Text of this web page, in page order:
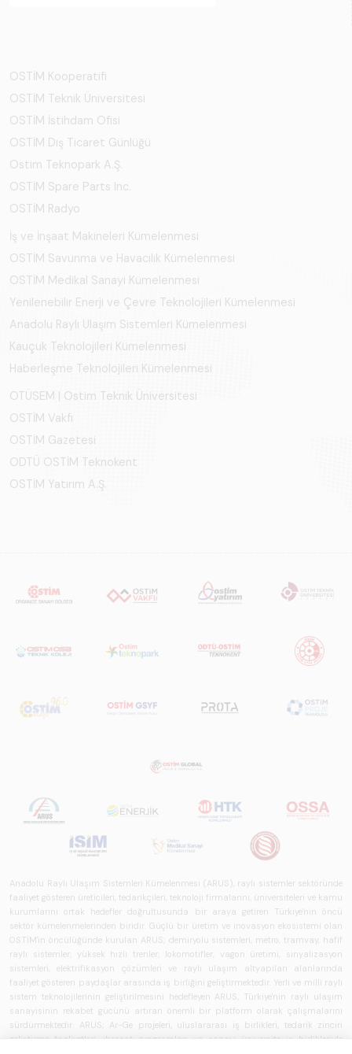
OSTİM Kooperatifi
OSTİM Teknik Üniversitesi
OSTİM İstihdam Ofisi
OSTİM Dış Ticaret Günlüğü
Ostim Teknopark A.Ş.
OSTİM Spare Parts Inc.
OSTİM Radyo
İş ve İnşaat Makineleri Kümelenmesi
OSTİM Savunma ve Havacılık Kümelenmesi
OSTİM Medikal Sanayi Kümelenmesi
Yenilenebilir Enerji ve Çevre Teknolojileri Kümelenmesi
Anadolu Raylı Ulaşım Sistemleri Kümelenmesi
Kauçuk Teknolojileri Kümelenmesi
Haberleşme Teknolojileri Kümelenmesi
OTÜSEM | Ostim Teknik Üniversitesi
OSTİM Vakfı
OSTİM Gazetesi
ODTÜ OSTİM Teknokent
OSTİM Yatırım A.Ş.
Anadolu Raylı Ulaşım Sistemleri Kümelenmesi (ARUS), raylı sistemler sektöründe
faaliyet gösteren üreticileri, tedarikçileri, teknoloji firmalarını, üniversiteleri ve kamu
kurumlarını ortak hedefler doğrultusunda bir araya getiren Türkiye'nin öncü
sektör kümelenmelerinden biridir. Güçlü bir üretim ve inovasyon ekosistemi olan
OSTİM'in öncülüğünde kurulan ARUS; demiryolu sistemleri, metro, tramvay, hafif
raylı sistemler, yüksek hızlı trenler, lokomotifler, vagon üretimi, sinyalizasyon
sistemleri, elektrifikasyon çözümleri ve raylı ulaşım altyapıları alanlarında
faaliyet gösteren paydaşlar arasında iş birliğini geliştirmektedir. Yerli ve milli raylı
sistem teknolojilerinin geliştirilmesini hedefleyen ARUS, Türkiye'nin raylı ulaşım
sanayisinin rekabet gücünü artıran önemli bir platform olarak çalışmalarını
sürdürmektedir. ARUS; Ar-Ge projeleri, uluslararası iş birlikleri, tedarik zinciri
geliştirme faaliyetleri, ihracat programları ve sanayi-üniversite iş birlikleriyle